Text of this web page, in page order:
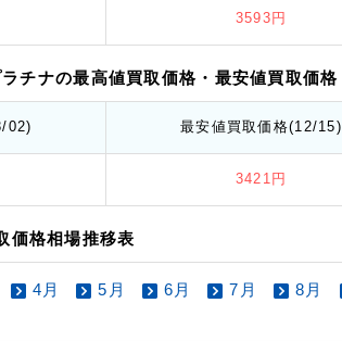
3593円
チナの最高値買取価格 ・最安値買取価格
02) 最安値買取価格(12/15)
3421円
価格相場推移表
4月 5月 6月 7月 8月